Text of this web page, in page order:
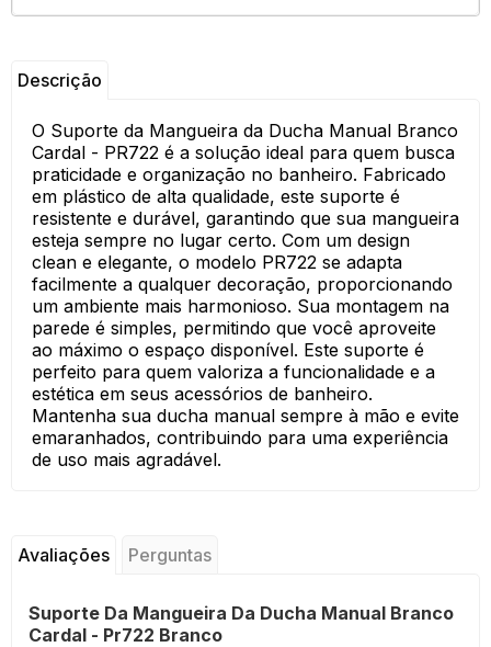
Descrição
O Suporte da Mangueira da Ducha Manual Branco
Cardal - PR722 é a solução ideal para quem busca
praticidade e organização no banheiro. Fabricado
em plástico de alta qualidade, este suporte é
resistente e durável, garantindo que sua mangueira
esteja sempre no lugar certo. Com um design
clean e elegante, o modelo PR722 se adapta
facilmente a qualquer decoração, proporcionando
um ambiente mais harmonioso. Sua montagem na
parede é simples, permitindo que você aproveite
ao máximo o espaço disponível. Este suporte é
perfeito para quem valoriza a funcionalidade e a
estética em seus acessórios de banheiro.
Mantenha sua ducha manual sempre à mão e evite
emaranhados, contribuindo para uma experiência
de uso mais agradável.
Avaliações Perguntas
Suporte Da Mangueira Da Ducha Manual Branco
Cardal - Pr722 Branco